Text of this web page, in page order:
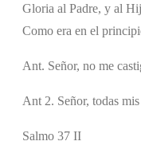
Gloria al Padre, y al
Como era en el
Ant. Señor, no me
Ant 2. Señor, todas
Salmo 37 II